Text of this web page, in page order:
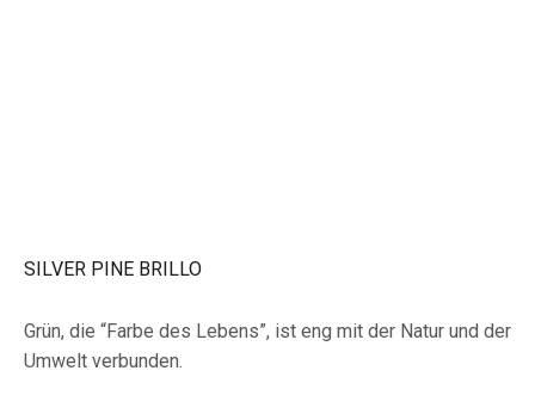
SILVER PINE BRILLO
Grün, die “Farbe des Lebens”, ist eng mit der Natur und der
Umwelt verbunden.